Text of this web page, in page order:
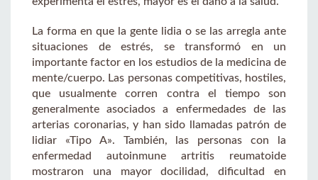
La forma en que la gente lidia o se las arregla ante
situaciones de estrés, se transformó en un
importante factor en los estudios de la medicina de
mente/cuerpo. Las personas competitivas, hostiles,
que usualmente corren contra el tiempo son
generalmente asociados a enfermedades de las
arterias coronarias, y han sido llamadas patrón de
lidiar «Tipo A». También, las personas con la
enfermedad autoinmune artritis reumatoide
mostraron una mayor docilidad, dificultad en